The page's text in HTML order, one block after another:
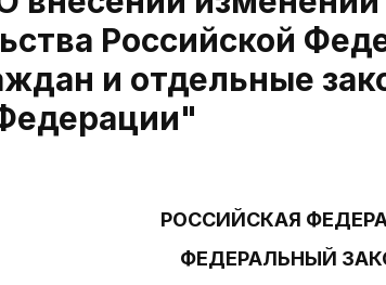
Российской
и отдельные
РОССИЙСКАЯ
ФЕДЕРАЛЬНЫЙ